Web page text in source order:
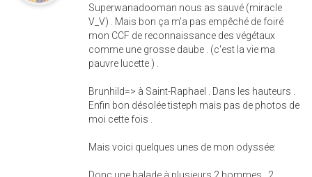
Superwanadooman nous as sauvé (miracle
V_V) . Mais bon ça m'a pas empêché de foiré
mon CCF de reconnaissance des végétaux
comme une grosse daube . (c'est la vie ma
pauvre lucette ) .
Brunhild=> à Saint-Raphael . Dans les hauteurs .
Enfin bon désolée tisteph mais pas de photos de
moi cette fois .
Mais voici quelques unes de mon odyssée: